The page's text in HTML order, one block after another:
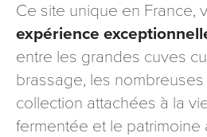
Ce site unique en France,
expérience
entre les grandes cuves
brassage, les
collection attachées à la
fermentée et le patrimoine